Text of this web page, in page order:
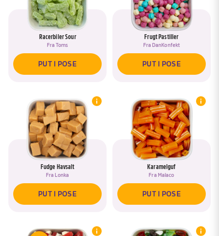
Racerbiler Sour
Fra Toms
PUT I POSE
Frugt Pastiller
Fra DanKonfekt
PUT I POSE
Fudge Havsalt
Fra Lonka
PUT I POSE
Karamelguf
Fra Malaco
PUT I POSE